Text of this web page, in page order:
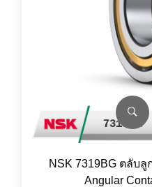
NSK 7319BG ตลับลู
Angular